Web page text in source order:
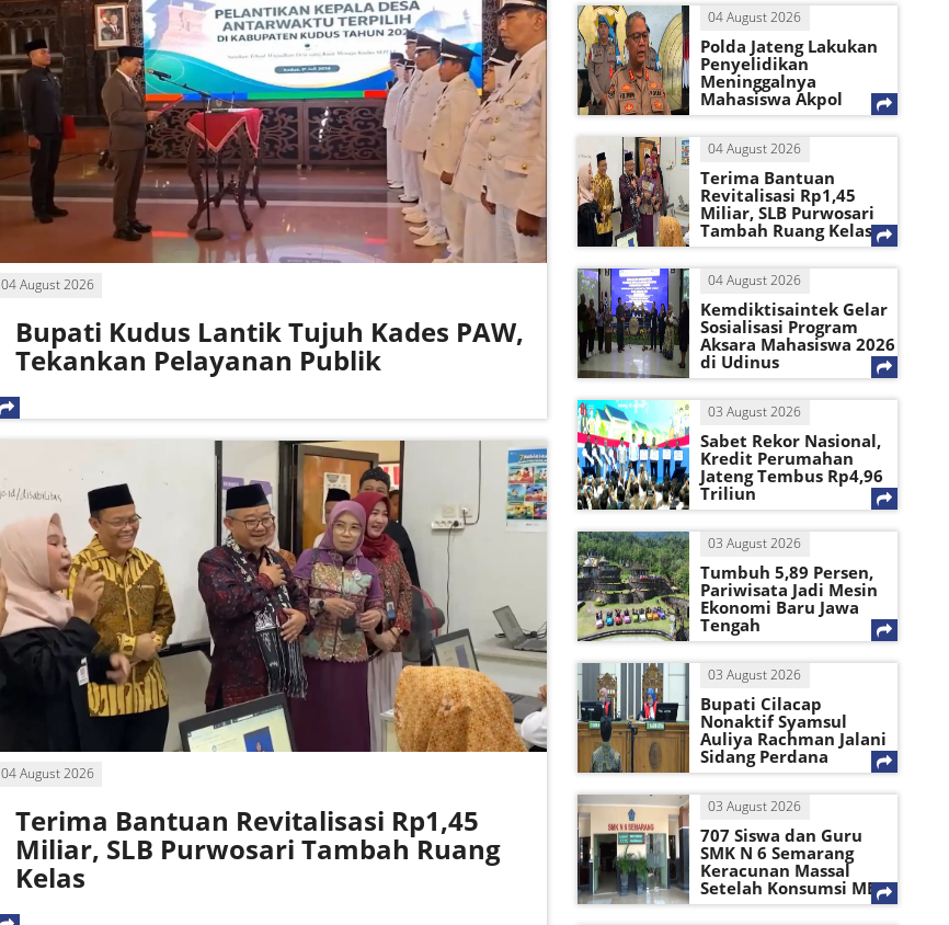
04 August 2026
Bupati Kudus Lantik Tujuh Kades PAW,
Tekankan Pelayanan Publik
04 August 2026
Terima Bantuan Revitalisasi Rp1,45
Miliar, SLB Purwosari Tambah Ruang
Kelas
04 August 2026
Polda Jateng Lakukan
Penyelidikan
Meninggalnya
Mahasiswa Akpol
04 August 2026
Terima Bantuan
Revitalisasi Rp1,45
Miliar, SLB Purwosari
Tambah Ruang Kelas
04 August 2026
Kemdiktisaintek Gelar
Sosialisasi Program
Aksara Mahasiswa 2026
di Udinus
03 August 2026
Sabet Rekor Nasional,
Kredit Perumahan
Jateng Tembus Rp4,96
Triliun
03 August 2026
Tumbuh 5,89 Persen,
Pariwisata Jadi Mesin
Ekonomi Baru Jawa
Tengah
03 August 2026
Bupati Cilacap
Nonaktif Syamsul
Auliya Rachman Jalani
Sidang Perdana
03 August 2026
707 Siswa dan Guru
SMK N 6 Semarang
Keracunan Massal
Setelah Konsumsi MBG